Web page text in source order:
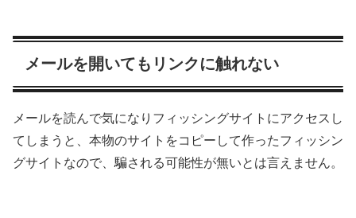
メールを開いてもリンクに触れない
メールを読んで気になりフィッシングサイトにアクセスし
てしまうと、本物のサイトをコピーして作ったフィッシン
グサイトなので、騙される可能性が無いとは言えません。